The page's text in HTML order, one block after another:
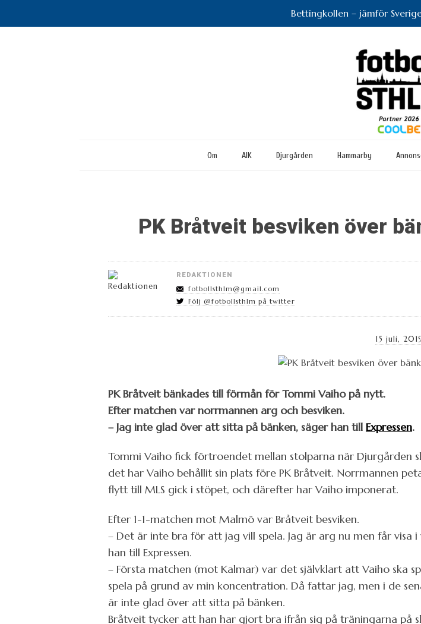
Bettingkollen – jämför
Om AIK Djurgården Hammarby
PK Bråtveit besviken över
REDAKTIONEN
fotbollsthlm@gmail.com
Följ @fotbollsthlm på twitter
15 juli,
PK Bråtveit bänkades till förmån för Tommi Vaiho på nytt.
Efter matchen var norrmannen arg och besviken.
– Jag inte glad över att sitta på bänken, säger han till Expressen.
Tommi Vaiho fick förtroendet mellan stolparna när Djurgården
det har Vaiho behållit sin plats före PK Bråtveit. Norrmannen
flytt till MLS gick i stöpet, och därefter har Vaiho imponerat.
Efter 1-1-matchen mot Malmö var Bråtveit besviken.
– Det är inte bra för att jag vill spela. Jag är arg nu men får visa
han till Expressen.
– Första matchen (mot Kalmar) var det självklart att Vaiho ska
spela på grund av min koncentration. Då fattar jag, men i de
är inte glad över att sitta på bänken.
Bråtveit tycker att han har gjort bra ifrån sig på träningarna på